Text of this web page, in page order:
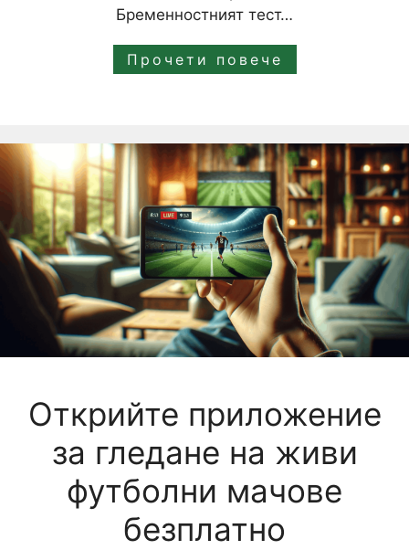
Бременностният тест…
Прочети повече
Открийте приложение
за гледане на живи
футболни мачове
безплатно